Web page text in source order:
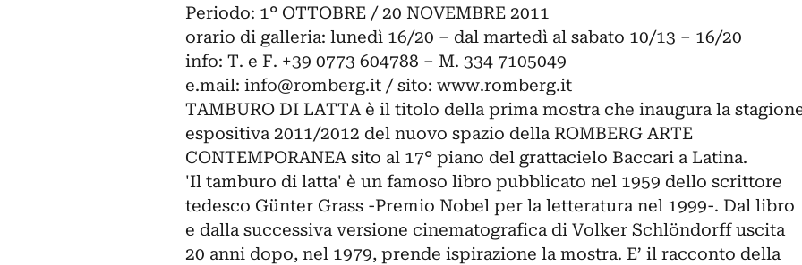
Periodo: 1° OTTOBRE / 20 NOVEMBRE 2011
orario di galleria: lunedì 16/20 – dal martedì al sabato 10/13 – 16/20
info: T. e F. +39 0773 604788 – M. 334 7105049
e.mail: info@romberg.it/ sito: www.romberg.it
TAMBURO DI LATTA è il titolo della prima mostra che inaugura la
espositiva 2011/2012 del nuovo spazio della ROMBERG ARTE
CONTEMPORANEA sito al 17° piano del grattacielo Baccari a Latina.
'Il tamburo di latta' è un famoso libro pubblicato nel 1959 dello scrittore
tedesco Günter Grass -Premio Nobel per la letteratura nel 1999-. Dal libro
e dalla successiva versione cinematografica di Volker Schlöndorff uscita
20 anni dopo, nel 1979, prende ispirazione la mostra. E’ il racconto della